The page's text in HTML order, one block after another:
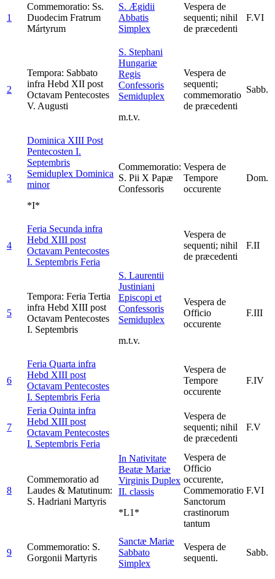
1
Commemoratio: Ss.
Duodecim Fratrum
Mártyrum
S. Ægidii
Abbatis
Simplex
Vespera de
sequenti; nihil
de præcedenti
F.VI
2
Tempora: Sabbato
infra Hebd XII post
Octavam Pentecostes
V. Augusti
S. Stephani
Hungariæ
Regis
Confessoris
Semiduplex
m.t.v.
Vespera de
sequenti;
commemoratio
de præcedenti
Sabb.
3
Dominica XIII Post
Pentecosten I.
Septembris
Semiduplex Dominica
minor
*I*
Commemoratio:
S. Pii X Papæ
Confessoris
Vespera de
Tempore
occurente
Dom.
4
Feria Secunda infra
Hebd XIII post
Octavam Pentecostes
I. Septembris Feria
Vespera de
sequenti; nihil
de præcedenti
F.II
5
Tempora: Feria Tertia
infra Hebd XIII post
Octavam Pentecostes
I. Septembris
S. Laurentii
Justiniani
Episcopi et
Confessoris
Semiduplex
m.t.v.
Vespera de
Officio
occurente
F.III
6
Feria Quarta infra
Hebd XIII post
Octavam Pentecostes
I. Septembris Feria
Vespera de
Tempore
occurente
F.IV
7
Feria Quinta infra
Hebd XIII post
Octavam Pentecostes
I. Septembris Feria
Vespera de
sequenti; nihil
de præcedenti
F.V
8
Commemoratio ad
Laudes & Matutinum:
S. Hadriani Martyris
In Nativitate
Beatæ Mariæ
Virginis Duplex
II. classis
*L1*
Vespera de
Officio
occurente,
Commemoratio
Sanctorum
crastinorum
tantum
F.VI
9
Commemoratio: S.
Gorgonii Martyris
Sanctæ Mariæ
Sabbato
Simplex
Vespera de
sequenti.
Sabb.